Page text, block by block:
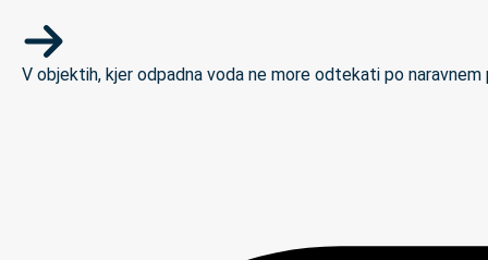
V objektih, kjer odpadna voda ne more odtekati po